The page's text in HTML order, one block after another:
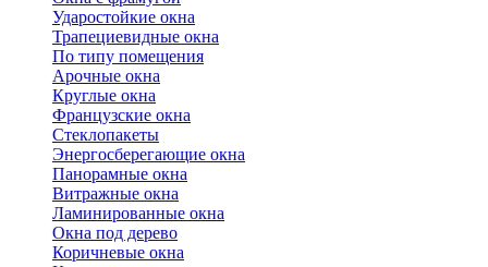
Ударостойкие окна
Трапециевидные окна
По типу помещения
Арочные окна
Круглые окна
Французские окна
Стеклопакеты
Энергосберегающие окна
Панорамные окна
Витражные окна
Ламинированные окна
Окна под дерево
Коричневые окна